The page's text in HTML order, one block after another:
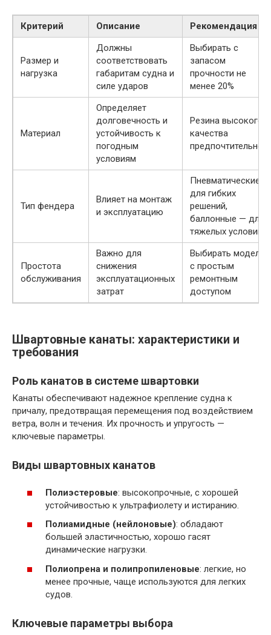
Критерий Описание Рекомендация
Размер и
нагрузка
Должны
соответствовать
габаритам судна и
силе ударов
Выбирать с
запасом
прочности не
менее 20%
Материал
Определяет
долговечность и
устойчивость к
погодным
условиям
Резина высокого
качества
предпочтительнее
Тип фендера
Влияет на монтаж
и эксплуатацию
Пневматические
для гибких
решений,
баллонные — для
тяжелых условий
Простота
обслуживания
Важно для
снижения
эксплуатационных
затрат
Выбирать модели
с простым
ремонтным
доступом
Швартовные канаты: характеристики и
требования
Роль канатов в системе швартовки
Канаты обеспечивают надежное крепление судна к
причалу, предотвращая перемещения под воздействием
ветра, волн и течения. Их прочность и упругость —
ключевые параметры.
Виды швартовных канатов
Полиэстеровые: высокопрочные, с хорошей
устойчивостью к ультрафиолету и истиранию.
Полиамидные (нейлоновые): обладают
большей эластичностью, хорошо гасят
динамические нагрузки.
Полиопрена и полипропиленовые: легкие, но
менее прочные, чаще используются для легких
судов.
Ключевые параметры выбора